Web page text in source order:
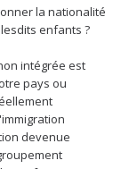
la nationalité
enfants ?
intégrée est
pays ou
devenue